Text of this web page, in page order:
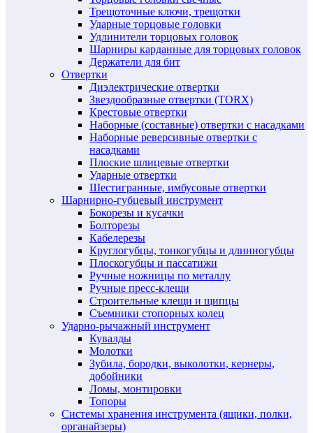
Трещоточные ключи, трещотки
Ударные торцовые головки
Удлинители торцовых головок
Шарниры карданные для торцовых головок
Держатели для бит
Отвертки
Диэлектрические отвертки
Звездообразные отвертки (TORX)
Крестовые отвертки
Наборные (составные) отвертки с насадками
Наборные реверсивные отвертки с
насадками
Плоские шлицевые отвертки
Ударные отвертки
Шестигранные, имбусовые отвертки
Шарнирно-губцевый инструмент
Бокорезы и кусачки
Болторезы
Кабелерезы
Круглогубцы, тонкогубцы и длинногубцы
Плоскогубцы и пассатижи
Ручные ножницы по металлу
Ручные пресс-клещи
Строительные клещи и щипцы
Съемники стопорных колец
Ударно-рычажный инструмент
Кувалды
Молотки
Зубила, бородки, выколотки, кернеры,
добойники
Ломы, монтировки
Топоры
Системы хранения инструмента (ящики, полки,
органайзеры)